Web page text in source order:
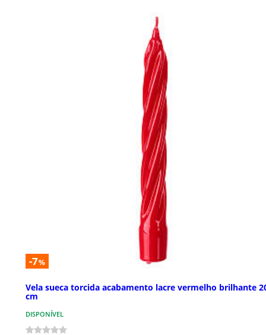
-7%
Vela sueca torcida acabamento lacre vermelho brilhante
cm
DISPONÍVEL